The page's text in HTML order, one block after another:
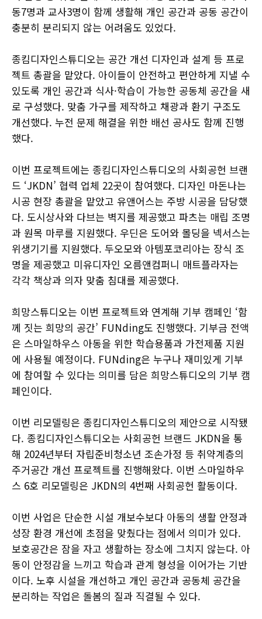
동7명과 교사3명이 함께 생활해 개인 공간과 공동 공간이
충분히 분리되지 않는 어려움도 있었다.
종킴디자인스튜디오는 공간 개선 디자인과 설계 등 프로
젝트 총괄을 맡았다. 아이들이 안전하고 편안하게 지낼 수
있도록 개인 공간과 식사·학습이 가능한 공동체 공간을 새
로 구성했다. 맞춤 가구를 제작하고 채광과 환기 구조도
개선했다. 누전 문제 해결을 위한 배선 공사도 함께 진행
했다.
이번 프로젝트에는 종킴디자인스튜디오의 사회공헌 브랜
드 ‘JKDN’ 협력 업체 22곳이 참여했다. 디자인 마돈나는
시공 현장 총괄을 맡았고 유앤어스는 주방 시공을 담당했
다. 도시상사와 다브는 벽지를 제공했고 파츠는 매립 조명
과 원목 마루를 지원했다. 우딘은 도어와 몰딩을 넥서스는
위생기기를 지원했다. 두오모와 아템포코리아는 장식 조
명을 제공했고 미유디자인 오름앤컴퍼니 매트플라자는
각각 책상과 의자 맞춤 침대를 제공했다.
희망스튜디오는 이번 프로젝트와 연계해 기부 캠페인 ‘함
께 짓는 희망의 공간’ FUNding도 진행했다. 기부금 전액
은 스마일하우스 아동을 위한 학습용품과 가전제품 지원
에 사용될 예정이다. FUNding은 누구나 재미있게 기부
에 참여할 수 있다는 의미를 담은 희망스튜디오의 기부 캠
페인이다.
이번 리모델링은 종킴디자인스튜디오의 제안으로 시작됐
다. 종킴디자인스튜디오는 사회공헌 브랜드 JKDN을 통
해 2024년부터 자립준비청소년 조손가정 등 취약계층의
주거공간 개선 프로젝트를 진행해왔다. 이번 스마일하우
스 6호 리모델링은 JKDN의 4번째 사회공헌 활동이다.
이번 사업은 단순한 시설 개보수보다 아동의 생활 안정과
성장 환경 개선에 초점을 맞췄다는 점에서 의미가 있다.
보호공간은 잠을 자고 생활하는 장소에 그치지 않는다. 아
동이 안정감을 느끼고 학습과 관계 형성을 이어가는 기반
이다. 노후 시설을 개선하고 개인 공간과 공동체 공간을
분리하는 작업은 돌봄의 질과 직결될 수 있다.